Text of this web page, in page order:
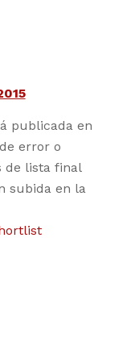
publicada en
error o
de lista final
subida en la